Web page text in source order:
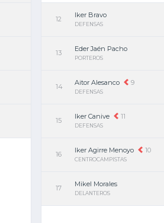
12 Iker Bravo
DEFENSAS
13 Eder Jaén Pacho
PORTEROS
14 Aitor Alesanco 9
DEFENSAS
15 Iker Canive 11
DEFENSAS
16 Iker Agirre Menoyo 10
CENTROCAMPISTAS
17 Mikel Morales
DELANTEROS